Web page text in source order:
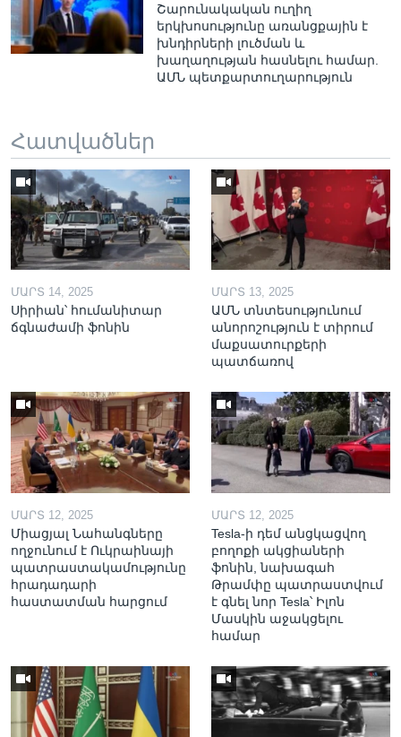
Շարունակական ուղիղ
երկխոսությունը առանցքային է
խնդիրների լուծման և
խաղաղության հասնելու համար.
ԱՄՆ պետքարտուղարություն
Հատվածներ
ՄԱՐՏ 14, 2025
Սիրիան՝ հումանիտար
ճգնաժամի ֆոնին
ՄԱՐՏ 13, 2025
ԱՄՆ տնտեսությունում
անորոշություն է տիրում
մաքսատուրքերի
պատճառով
ՄԱՐՏ 12, 2025
Միացյալ Նահանգները
ողջունում է Ուկրաինայի
պատրաստակամությունը
հրադադարի
հաստատման հարցում
ՄԱՐՏ 12, 2025
Tesla-ի դեմ անցկացվող
բողոքի ակցիաների
ֆոնին, նախագահ
Թրամփը պատրաստվում
է գնել նոր Tesla՝ Իլոն
Մասկին աջակցելու
համար